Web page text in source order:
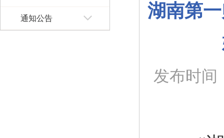
通知公告
湖南第
发布时间